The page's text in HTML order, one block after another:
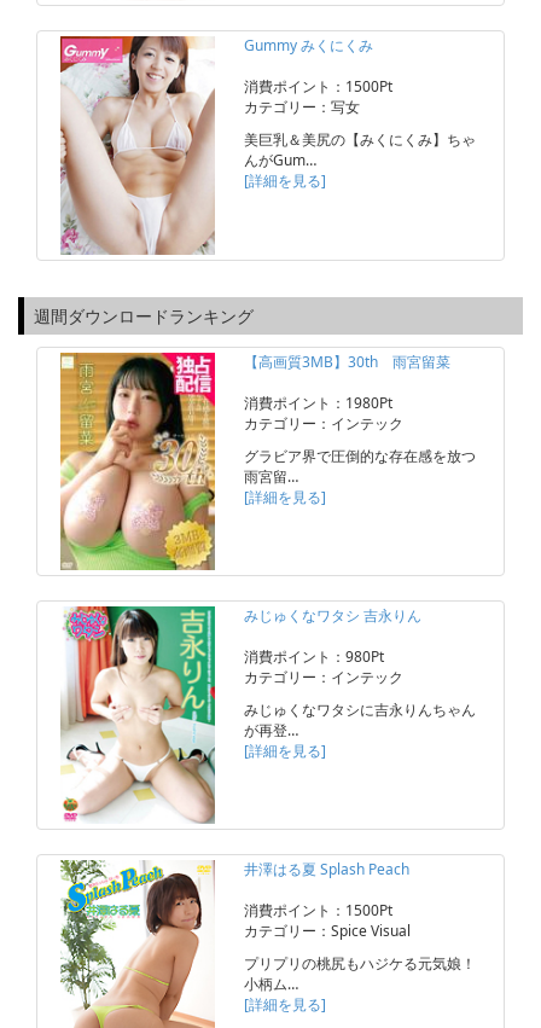
Gummy みくにくみ
消費ポイント：1500Pt
カテゴリー：写女
美巨乳＆美尻の【みくにくみ】ちゃ
んがGum…
[詳細を見る]
週間ダウンロードランキング
【高画質3MB】30th 雨宮留菜
消費ポイント：1980Pt
カテゴリー：インテック
グラビア界で圧倒的な存在感を放つ
雨宮留…
[詳細を見る]
みじゅくなワタシ 吉永りん
消費ポイント：980Pt
カテゴリー：インテック
みじゅくなワタシに吉永りんちゃん
が再登…
[詳細を見る]
井澤はる夏 Splash Peach
消費ポイント：1500Pt
カテゴリー：Spice Visual
プリプリの桃尻もハジケる元気娘！
小柄ム…
[詳細を見る]